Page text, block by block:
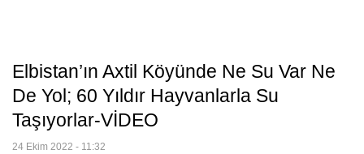
Elbistan’ın Axtil Köyünde Ne Su Var Ne
De Yol; 60 Yıldır Hayvanlarla Su
Taşıyorlar-VİDEO
24 Ekim 2022 - 11:32